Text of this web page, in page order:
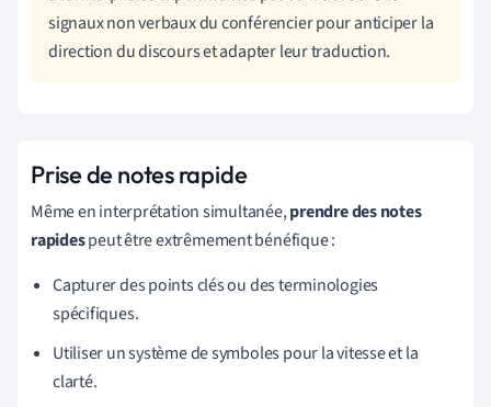
signaux non verbaux du conférencier pour anticiper la
direction du discours et adapter leur traduction.
Prise de notes rapide
Même en interprétation simultanée,prendre des notes
rapidespeut être extrêmement bénéfique :
Capturer des points clés ou des terminologies
spécifiques.
Utiliser un système de symboles pour la vitesse et la
clarté.